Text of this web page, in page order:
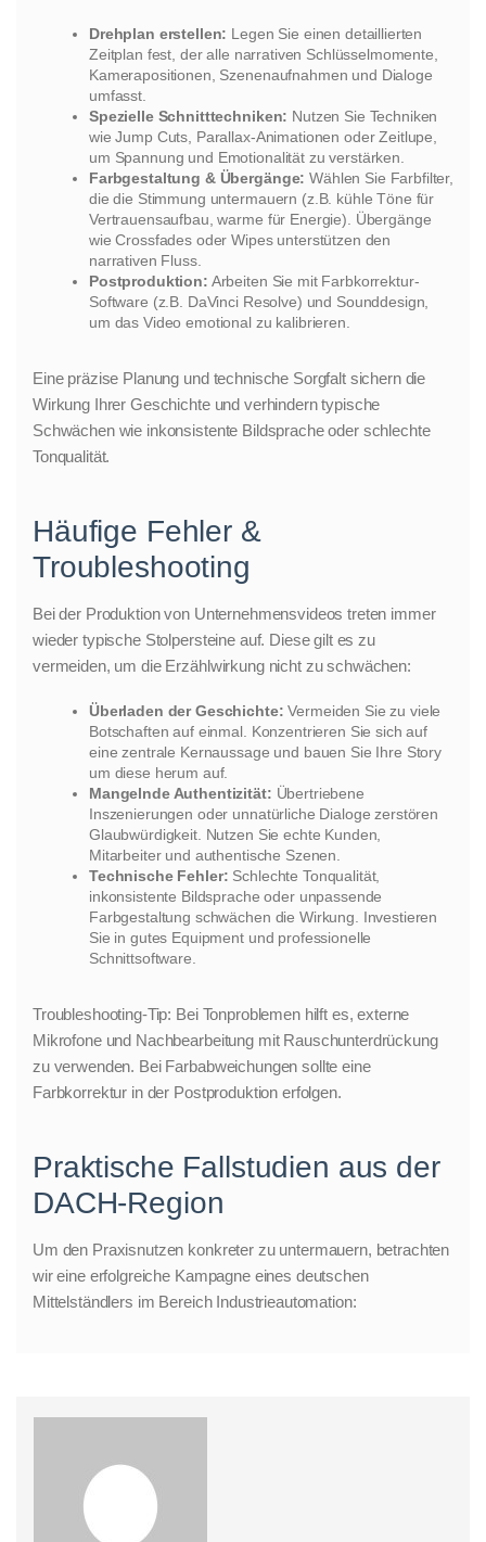
Drehplan erstellen: Legen Sie einen detaillierten
Zeitplan fest, der alle narrativen Schlüsselmomente,
Kamerapositionen, Szenenaufnahmen und Dialoge
umfasst.
Spezielle Schnitttechniken: Nutzen Sie Techniken
wie Jump Cuts, Parallax-Animationen oder Zeitlupe,
um Spannung und Emotionalität zu verstärken.
Farbgestaltung & Übergänge: Wählen Sie Farbfilter,
die die Stimmung untermauern (z.B. kühle Töne für
Vertrauensaufbau, warme für Energie). Übergänge
wie Crossfades oder Wipes unterstützen den
narrativen Fluss.
Postproduktion: Arbeiten Sie mit Farbkorrektur-
Software (z.B. DaVinci Resolve) und Sounddesign,
um das Video emotional zu kalibrieren.
Eine präzise Planung und technische Sorgfalt sichern die
Wirkung Ihrer Geschichte und verhindern typische
Schwächen wie inkonsistente Bildsprache oder schlechte
Tonqualität.
Häufige Fehler &
Troubleshooting
Bei der Produktion von Unternehmensvideos treten immer
wieder typische Stolpersteine auf. Diese gilt es zu
vermeiden, um die Erzählwirkung nicht zu schwächen:
Überladen der Geschichte: Vermeiden Sie zu viele
Botschaften auf einmal. Konzentrieren Sie sich auf
eine zentrale Kernaussage und bauen Sie Ihre Story
um diese herum auf.
Mangelnde Authentizität: Übertriebene
Inszenierungen oder unnatürliche Dialoge zerstören
Glaubwürdigkeit. Nutzen Sie echte Kunden,
Mitarbeiter und authentische Szenen.
Technische Fehler: Schlechte Tonqualität,
inkonsistente Bildsprache oder unpassende
Farbgestaltung schwächen die Wirkung. Investieren
Sie in gutes Equipment und professionelle
Schnittsoftware.
Troubleshooting-Tip: Bei Tonproblemen hilft es, externe
Mikrofone und Nachbearbeitung mit Rauschunterdrückung
zu verwenden. Bei Farbabweichungen sollte eine
Farbkorrektur in der Postproduktion erfolgen.
Praktische Fallstudien aus der
DACH-Region
Um den Praxisnutzen konkreter zu untermauern, betrachten
wir eine erfolgreiche Kampagne eines deutschen
Mittelständlers im Bereich Industrieautomation: